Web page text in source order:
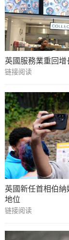
英國服務業重回
链接阅读
英國新任首相伯
地位
链接阅读